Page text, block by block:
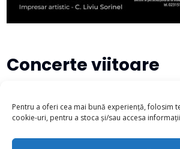
Pentru a oferi cea mai bună experiență, folosim
cookie-uri, pentru a stoca și/sau accesa
Concerte viitoare
There are no upcoming events at this time.